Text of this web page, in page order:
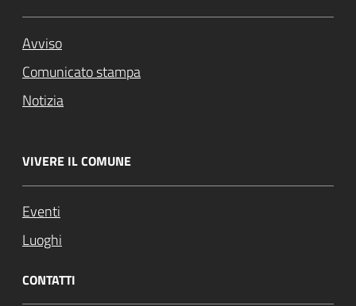
Avviso
Comunicato stampa
Notizia
VIVERE IL COMUNE
Eventi
Luoghi
CONTATTI